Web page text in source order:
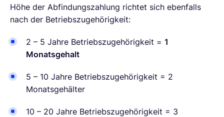
Höhe der Abfindungszahlung richtet sich ebenfalls
nach der Betriebszugehörigkeit:
2 – 5 Jahre Betriebszugehörigkeit = 1
Monatsgehalt
5 – 10 Jahre Betriebszugehörigkeit = 2
Monatsgehälter
10 – 20 Jahre Betriebszugehörigkeit = 3